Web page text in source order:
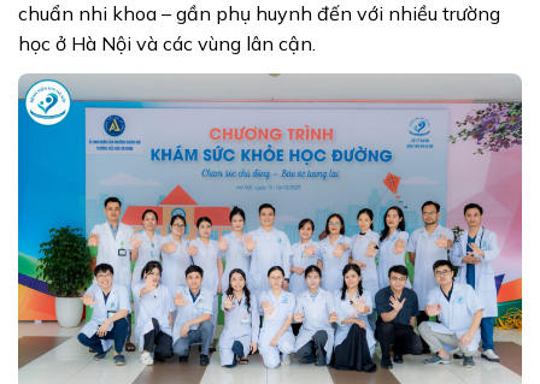
chuẩn nhi khoa – gần phụ huynh đến với nhiều trường
học ở Hà Nội và các vùng lân cận.